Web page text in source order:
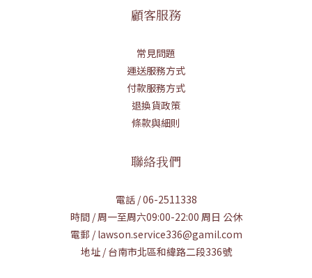
顧客服務
常見問題
運送服務方式
付款服務方式
退換貨政策
條款與細則
聯絡我們
電話 / 06-2511338
時間 / 周一至周六09:00-22:00 周日 公休
電郵 / lawson.service336@gamil.com
地址 / 台南市北區和緯路二段336號